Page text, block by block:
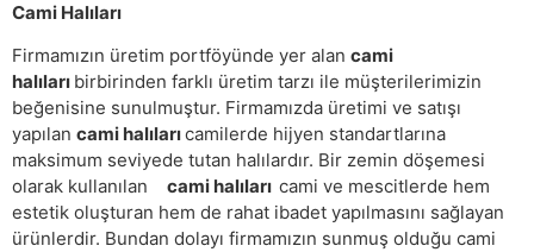
Cami Halıları
Firmamızın üretim portföyünde yer alan cami
halıları birbirinden farklı üretim tarzı ile müşterilerimizin
beğenisine sunulmuştur. Firmamızda üretimi ve satışı
yapılan cami halılarıcamilerde hijyen standartlarına
maksimum seviyede tutan halılardır. Bir zemin döşemesi
olarak kullanılan cami halıları cami ve mescitlerde hem
estetik oluşturan hem de rahat ibadet yapılmasını sağlayan
ürünlerdir. Bundan dolayı firmamızın sunmuş olduğu cami